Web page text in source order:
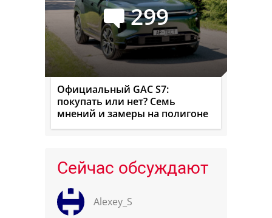
299
Официальный GAC S7:
покупать или нет? Семь
мнений и замеры на полигоне
Сейчас обсуждают
Alexey_S